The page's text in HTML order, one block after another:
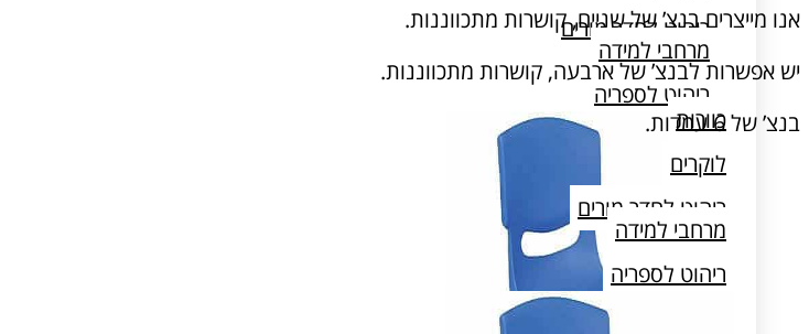
ריהוט לחדר מורים
מרחבי למידה
ריהוט לספריה
שולחן מעבדה
כוורות
לוקרים
ריהוט לחדר מורים
מרחבי למידה
ריהוט לספריה
שולחן מעבדה
אנו מייצרים בנצ’ של שניים, קושרות מתכווננות.
יש אפשרות לבנצ’ של ארבעה, קושרות מתכווננות.
בנצ’ של 6 עמדות.